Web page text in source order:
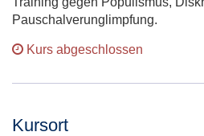
Pauschalverunglimpfung.
Kurs abgeschlossen
Kursort